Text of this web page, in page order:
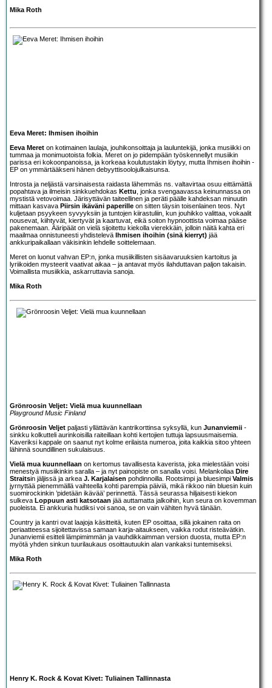
Mika Roth
Eeva Meret: Ihmisen ihoihin
Eeva Meret on kotimainen laulaja, jouhikonsoittaja ja lauluntekijä, jonka musiikki on
tummaa ja monimuotoista folkia. Meret on jo pidempään työskennellyt musiikin
parissa eri kokoonpanoissa, ja korkeaa koulutustakin löytyy, mutta Ihmisen ihoihin -
EP on ymmärtääkseni hänen debyyttisoolojulkaisunsa.
Introsta ja neljästä varsinaisesta raidasta lähemmäs ns. valtavirtaa osuu eittämättä
popahtava ja ilmeisin sinkkuehdokas Kettu , jonka svengaavassa keinunnassa on
mystistä vetovoimaa. Järisyttävän taiteellinen ja peräti päälle kahdeksan minuutin
mittaan kasvava Piirsin ikäväni paperille on sitten täysin toisenlainen teos. Nyt
kuljetaan psyykeen syvyyksiin ja tuntojen kiirastuliin, kun jouhikko valittaa, vokaalit
nousevat, kiihtyvät, kiertyvät ja kaartuvat, eikä soiton hypnoottista voimaa pääse
pakenemaan. Ääripäät on vielä sijoitettu kiekolla vierekkäin, jolloin näitä kahta eri
maailmaa onnistuneesti yhdistelevä Ihmisen ihoihin (sinä kierryt) jää
ankkuripaikallaan väkisinkin lehdelle soittelemaan.
Meret on luonut vahvan EP:n, jonka musiikillisten sisäavaruuksien kartoitus ja
lyriikoiden mysteerit vaativat aikaa – ja antavat myös ilahduttavan paljon takaisin.
Voimallista musiikkia, askarruttavia sanoja.
Mika Roth
Grönroosin Veljet: Vielä mua kuunnellaan
Playground Music Finland
Grönroosin Veljet paljasti yllättävän kantrikorttinsa syksyllä, kun Junanviemii -
sinkku kolkutteli aurinkoisilla raiteillaan kohti kertojien tuttuja lapsuusmaisemia.
Kaveriksi kappale on saanut nyt kolme erilaista numeroa, joita kaikkia sitoo yhteen
lähinnä soundillinen sukulaisuus.
Vielä mua kuunnellaan on kertomus tavallisesta kaverista, joka mielestään voisi
menestyä musiikinkin saralla – ja nyt painopiste on sanalla voisi. Melankoliaa Dire
Straitsin jäljissä ja arkea J. Karjalaisen pohdinnoilla. Rootsimpi ja bluesimpi Valmis
jyrnyttää pienemmällä vaihteella kohti parempia päiviä, mikä rikkoo niin bluesin kuin
suomirockinkin ’pidetään ikävää’ perinnettä. Tässä seurassa hiljaisesti kiekon
sulkeva Loppuun asti katsotaan jää auttamatta jalkoihin, kun seura on kovemman
puoleista. Ei ankkuria hudiksi voi sanoa, se on vain vähiten hyvä tänään.
Country ja kantri ovat laajoja käsitteitä, kuten EP osoittaa, sillä jokainen raita on
periaatteessa sijoitettavissa samaan karja-aitaukseen, vaikka rodut risteävätkin.
Junanviemii esitteli lämpimimmän ja vauhdikkaimman version duosta, mutta EP:n
myötä yhden sinkun tuurilaukaus osoittautuukin alan vankaksi tuntemiseksi.
Mika Roth
Henry K. Rock & Kovat Kivet: Tuliainen Tallinnasta